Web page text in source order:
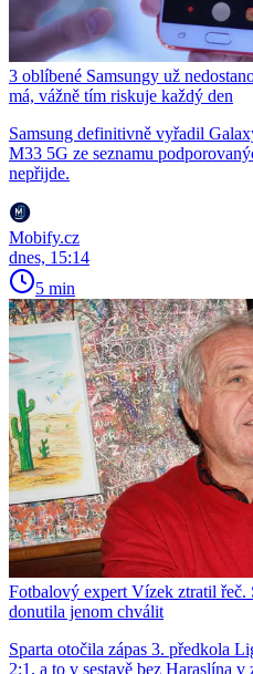
3 oblíbené Samsungy už
má, vážně tím riskuje každý den
Samsung definitivně vyřadil
M33 5G ze seznamu
nepřijde.
Mobify.cz
dnes, 15:14
5 min
Fotbalový expert Vízek ztratil řeč.
donutila jenom chválit
Sparta otočila zápas 3. předkola
2:1, a to v sestavě bez Haraslína